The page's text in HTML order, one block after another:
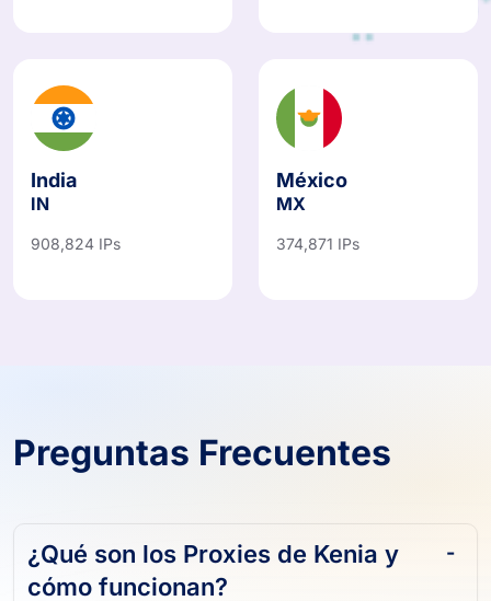
India
IN
908,824 IPs
México
MX
374,871 IPs
Preguntas Frecuentes
¿Qué son los Proxies de Kenia y
cómo funcionan?